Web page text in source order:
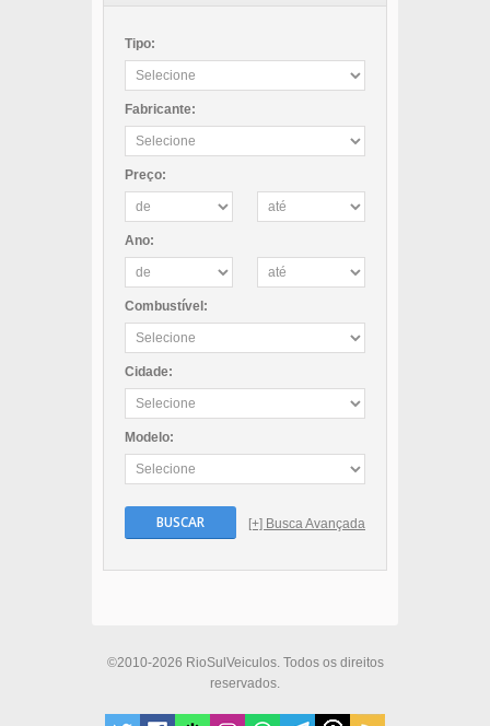
Tipo:
Fabricante:
Preço:
Ano:
Combustível:
Cidade:
Modelo:
BUSCAR [+] Busca Avançada
©2010-2026 RioSulVeiculos. Todos os direitos
reservados.